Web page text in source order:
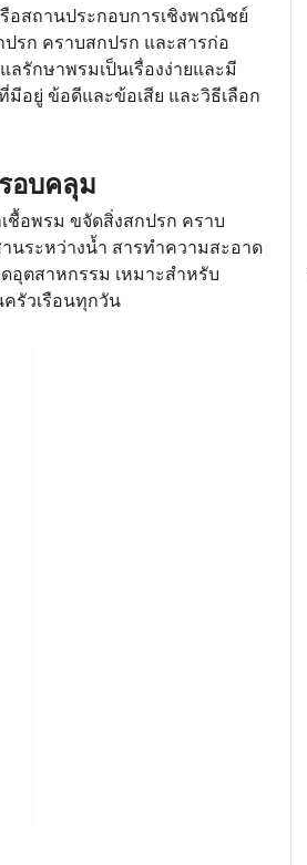
อสถานประกอบการเชิงพาณิชย์
รก คราบสกปรก และสารก่อ
รักษาพรมเป็นเรื่องง่ายและมี
อยู่ ข้อดีและข้อเสีย และวิธีเลือก
อบคลุม
ชื้อพรม ขจัดสิ่งสกปรก คราบ
นระหว่างน้ำ สารทำความสะอาด
อุตสาหกรรม เหมาะสำหรับ
รัวเรือนทุกวัน